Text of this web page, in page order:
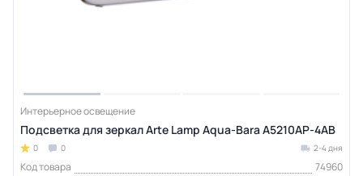
Интерьерное освещение
Подсветка для зеркал Arte Lamp Aqua-Bara A5210AP-4AB
0 0 2-4 дня
Код товара
74960